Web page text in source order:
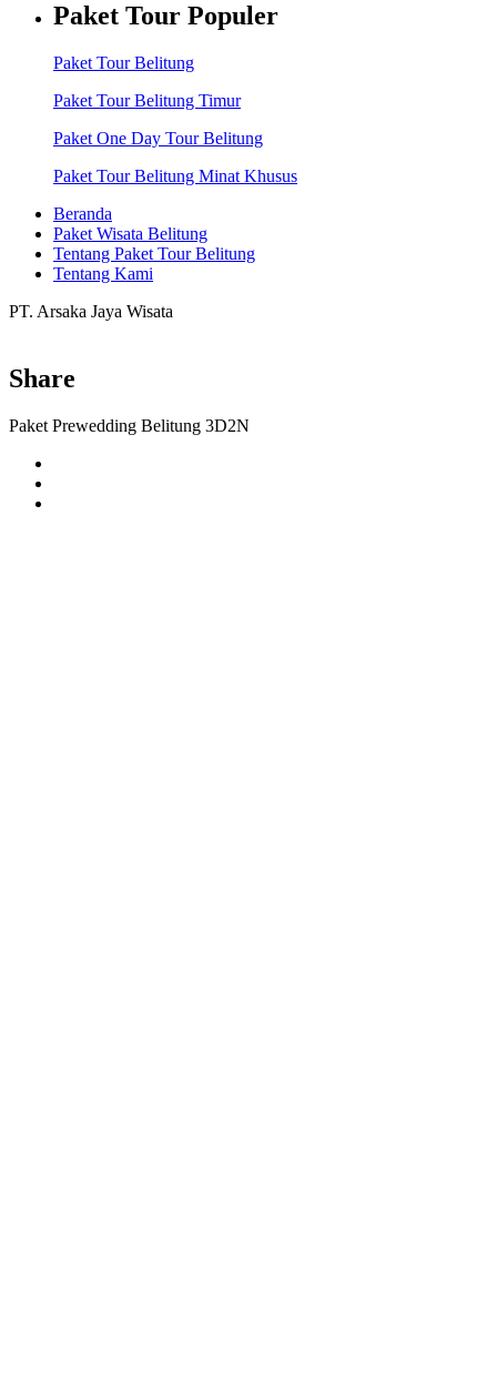
Paket Tour Populer
Paket Tour Belitung
Paket Tour Belitung Timur
Paket One Day Tour Belitung
Paket Tour Belitung Minat Khusus
Beranda
Paket Wisata Belitung
Tentang Paket Tour Belitung
Tentang Kami
PT. Arsaka Jaya Wisata
Share
Paket Prewedding Belitung 3D2N